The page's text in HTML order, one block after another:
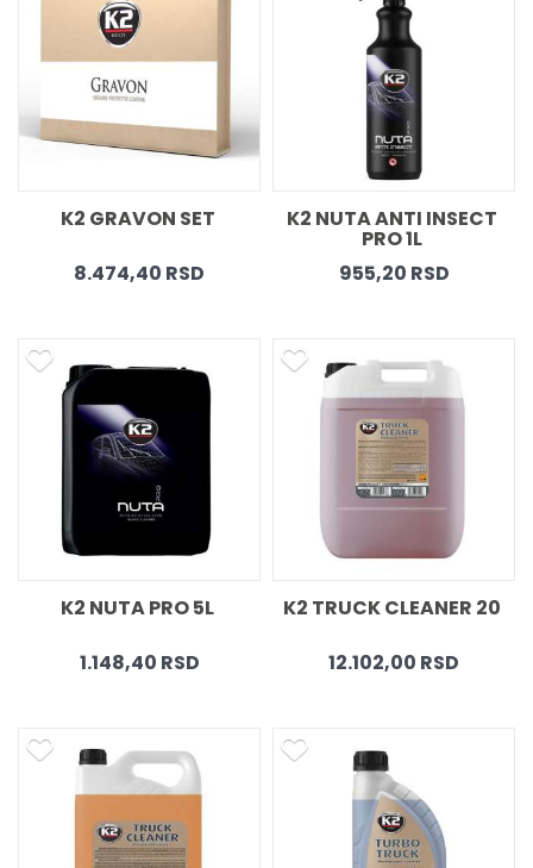
K2 GRAVON SET
8.474,40 RSD
K2 NUTA ANTI INSECT
PRO 1L
955,20 RSD
K2 NUTA PRO 5L
1.148,40 RSD
K2 TRUCK CLEANER 20
12.102,00 RSD